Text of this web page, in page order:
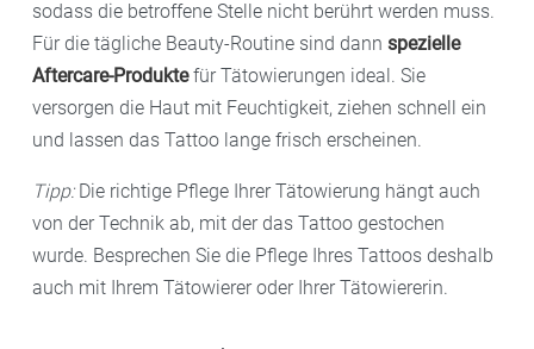
sodass die betroffene Stelle nicht berührt werden muss.
Für die tägliche Beauty-Routine sind dann spezielle
Aftercare-Produktefür Tätowierungen ideal. Sie
versorgen die Haut mit Feuchtigkeit, ziehen schnell ein
und lassen das Tattoo lange frisch erscheinen.
Tipp: Die richtige Pflege Ihrer Tätowierung hängt auch
von der Technik ab, mit der das Tattoo gestochen
wurde. Besprechen Sie die Pflege Ihres Tattoos deshalb
auch mit Ihrem Tätowierer oder Ihrer Tätowiererin.